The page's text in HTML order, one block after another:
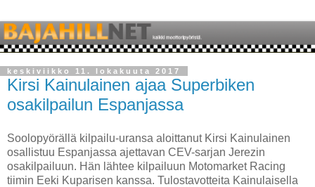
keskiviikko 11. lokakuuta 2017
Kirsi Kainulainen ajaa Superbiken
osakilpailun Espanjassa
Soolopyörällä kilpailu-uransa aloittanut Kirsi Kainulainen
osallistuu Espanjassa ajettavan CEV-sarjan Jerezin
osakilpailuun. Hän lähtee kilpailuun Motomarket Racing
tiimin Eeki Kuparisen kanssa. Tulostavotteita Kainulaisella